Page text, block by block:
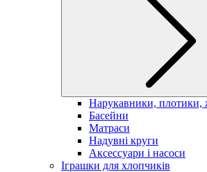
Нарукавники, плотики,
Басейни
Матраси
Надувні круги
Аксессуари і насоси
Іграшки для хлопчиків